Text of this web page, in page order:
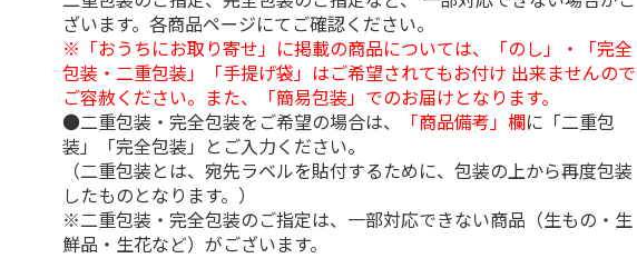
ざいます。各商品ページにてご確認ください。
※「おうちにお取り寄せ」に掲載の商品については、「のし」・「完全
包装・二重包装」「手提げ袋」はご希望されてもお付け 出来ませんので
ご容赦ください。また、「簡易包装」でのお届けとなります。
●二重包装・完全包装をご希望の場合は、
「商品備考」欄に「二重包
装」「完全包装」とご入力ください。
（二重包装とは、宛先ラベルを貼付するために、包装の上から再度包装
したものとなります。）
※二重包装・完全包装のご指定は、一部対応できない商品（生もの・生
鮮品・生花など）がございます。